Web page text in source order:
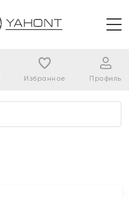
Избранное Профиль